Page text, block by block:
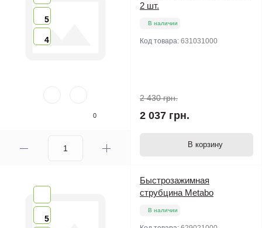
5
4
0
2 шт.
В наличии
Код товара: 631031000
2 430 грн.
2 037 грн.
В корзину
5
Быстрозажимная
струбцина Metabo
В наличии